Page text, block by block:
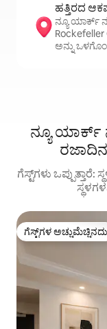
ಹತ್ತಿರದ
ನ್ಯೂ ಯಾರ್ಕ್
Rockefeller
ಅನ್ನು
ನ್ಯೂ
ಗೆಸ್ಟ್‌ಗಳು ಒಪ್ಪುತ್ತಾರೆ:
ಗೆಸ್ಟ್‌ಗಳ ಅಚ್ಚುಮೆಚ್ಚಿನದು
ಗೆಸ್ಟ್‌ಗಳ ಅಚ್ಚುಮೆಚ್ಚಿನದು